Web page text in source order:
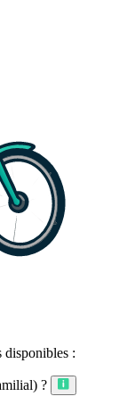
disponibles :
?